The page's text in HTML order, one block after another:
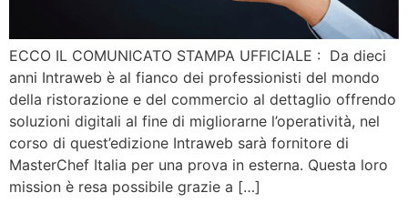
ECCO IL COMUNICATO STAMPA UFFICIALE : Da dieci
anni Intraweb è al fianco dei professionisti del mondo
della ristorazione e del commercio al dettaglio offrendo
soluzioni digitali al fine di migliorarne l’operatività, nel
corso di quest’edizione Intraweb sarà fornitore di
MasterChef Italia per una prova in esterna. Questa loro
mission è resa possibile grazie a […]